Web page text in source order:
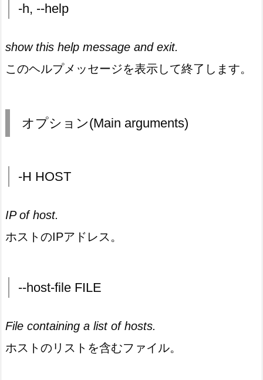
-h, --help
show this help message and exit.
このヘルプメッセージを表示して終了します。
オプション(Main arguments)
-H HOST
IP of host.
ホストのIPアドレス。
--host-file FILE
File containing a list of hosts.
ホストのリストを含むファイル。